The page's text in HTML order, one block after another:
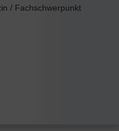
/ Fachschwerpunkt